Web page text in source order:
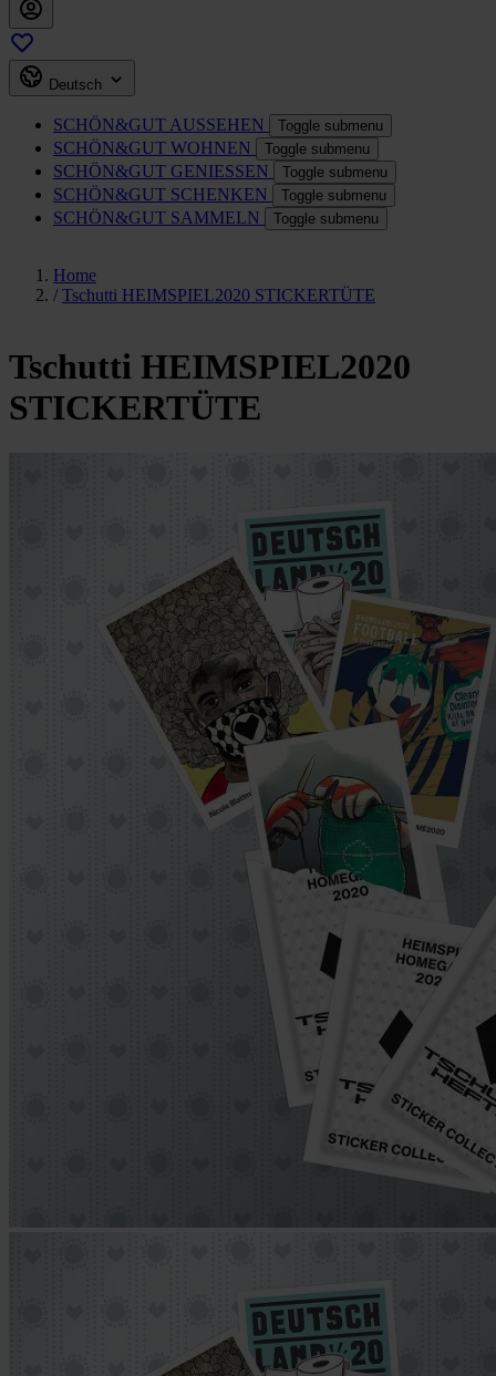
Deutsch
SCHÖN&GUT AUSSEHEN Toggle submenu
SCHÖN&GUT WOHNEN Toggle submenu
SCHÖN&GUT GENIESSEN Toggle submenu
SCHÖN&GUT SCHENKEN Toggle submenu
SCHÖN&GUT SAMMELN Toggle submenu
Home
/ Tschutti HEIMSPIEL2020 STICKERTÜTE
Tschutti HEIMSPIEL2020
STICKERTÜTE